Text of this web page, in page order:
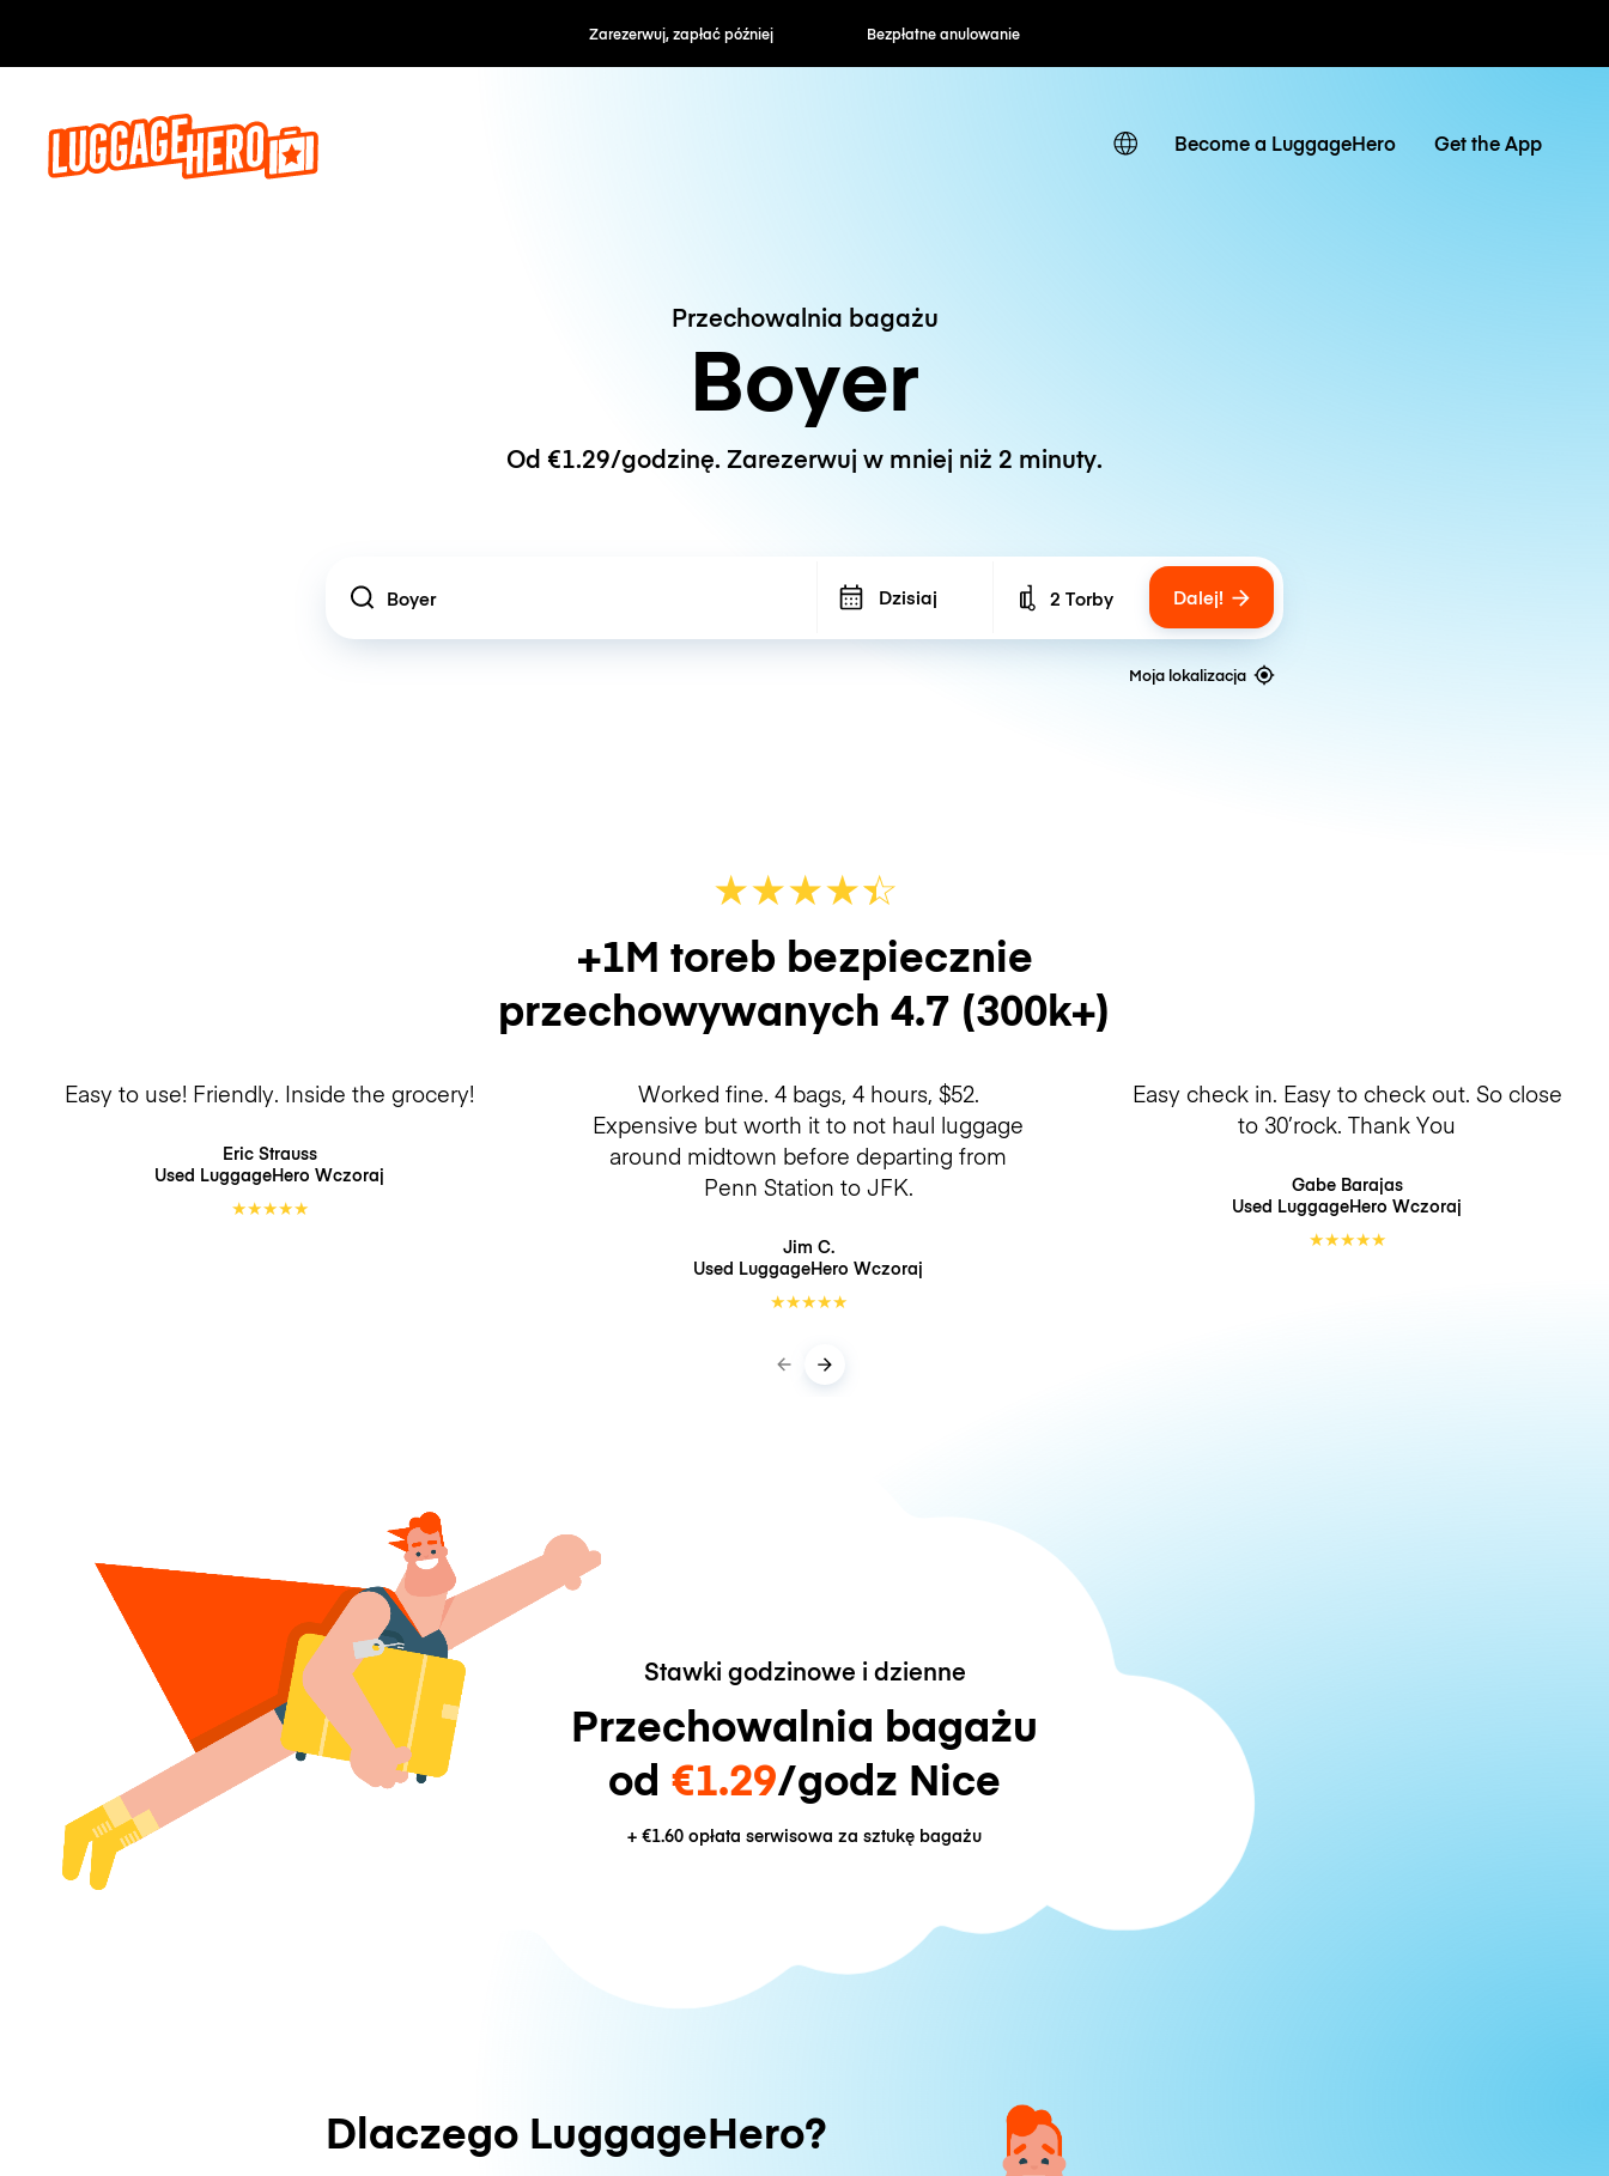
Zarezerwuj, zapłać później Bezpłatne anulowanie Stawki godzinowe / dzienne
Become a LuggageHero Get the App
Przechowalnia bagażu
Boyer
Od €1.29/godzinę. Zarezerwuj w mniej niż 2 minuty.
Location Dzisiaj Number of bags
2 Torby Dalej!
Moja lokalizacja
★★★★☆
★
+1M toreb bezpiecznie
przechowywanych 4.7 (300k+)
Easy to use! Friendly. Inside the grocery!
Eric Strauss
Used LuggageHero Wczoraj
★★★★★
Worked fine. 4 bags, 4 hours, $52.
Expensive but worth it to not haul luggage
around midtown before departing from
Penn Station to JFK.
Jim C.
Used LuggageHero Wczoraj
★★★★★
Easy check in. Easy to check out. So close
to 30’rock. Thank You
Gabe Barajas
Used LuggageHero Wczoraj
★★★★★
Stawki godzinowe i dzienne
Przechowalnia bagażu
od €1.29/godz Nice
+ €1.60 opłata serwisowa za sztukę bagażu
Dlaczego LuggageHero?